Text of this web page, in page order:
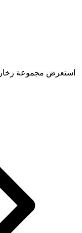
استعرض مجموعة